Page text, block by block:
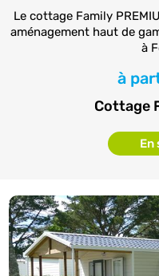
Le cottage Family
aménagement haut de
à
à
Cottage
En